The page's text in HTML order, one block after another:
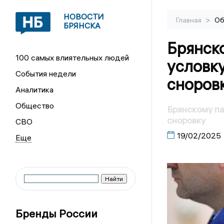
НОВОСТИ
БРЯНСКА
100 самых влиятельных людей
События недели
Аналитика
Общество
СВО
Бренды России
Главная >
Брянскому
сноровку
19/02/2025